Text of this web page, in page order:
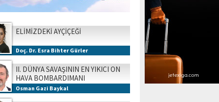
ELİMİZDEKİ AYÇİÇEĞİ
Doç. Dr. Esra Bihter Gürler
II. DÜNYA SAVAŞININ EN YIKICI ON
HAVA BOMBARDIMANI
Osman Gazi Baykal